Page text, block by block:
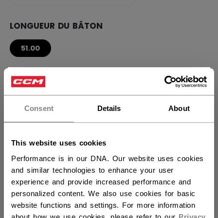
Consent Details About
This website uses cookies
Performance is in our DNA. Our website uses cookies
and similar technologies to enhance your user
experience and provide increased performance and
personalized content. We also use cookies for basic
website functions and settings. For more information
Vous souhaitez expédier des
produits aux États-Unis ?
LONGUEUR DU BÂTON
51.00
QUANTITÉ
TROUVER EN MAGASIN
Politique de livraison Retours gratuits
OUVRIR LES